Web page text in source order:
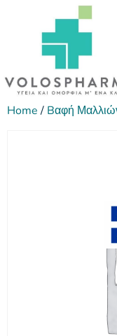
Home/ Bαφή